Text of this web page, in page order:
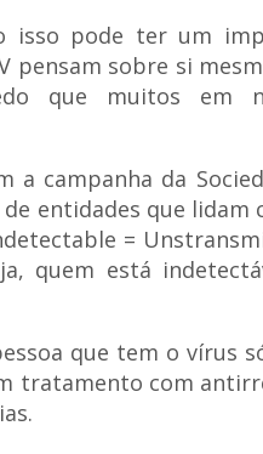
isso pode ter um
pensam sobre si
que muitos em
a campanha da
entidades que lidam
=
quem está
que tem o vírus
tratamento com